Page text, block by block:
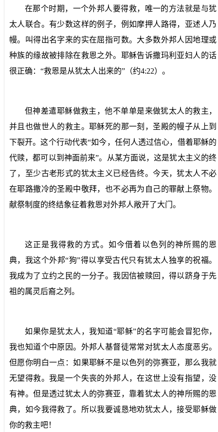
在那个时期，一个外邦人要得救，唯一的方法就是与犹
太人联合。有少数这样的例子，例如摩押人路得，亚述人乃
幔。叫得出名字来的实在屈指可数。大多数外邦人因地理或
种族的缘故被排除在救恩之外。耶稣告诉撒玛利亚妇人的话
很正确：“救恩是从犹太人出来的”（约4:22）。
但神差遣耶稣做救主，他不单单是来做犹太人的救主，
并且也做世人的救主。耶稣死的那一刻，圣殿的幔子从上到
下裂开。这个行动代表“如今，任何人透过信心，借着耶稣的
代赎，都可以到神面前来”。从某方面说，这是犹太主义的终
了，至少古老形式的犹太主义已经告终。今天，犹太人不必
在耶路撒冷的圣殿中敬拜，也不必再为自己的罪献上祭物。
献祭制度的终结象征着救恩对外邦人敞开了大门。
这正是我得救的方式。如今借着以色列的神所赐的恩
典，我这个外邦“狗”得以享受古代只有犹太人独享的祝福。
我成为了立约之民的一分子。我因信被赎回，得以跻身于先
祖的属灵后裔之列。
如果你是犹太人，我知道“耶稣”的名字可能会冒犯你，
我也知道个中原因。外邦人基督徒常常对犹太人态度恶劣。
但愿你明白一点：如果耶稣不是以色列的弥赛亚，那么我就
无望得救。我是一个失丧的外邦人，在这世上没有指望，没
有神。但是透过犹太人的弥赛亚，靠着犹太人的神所赐的恩
典，如今我得救了。所以我要诚恳地劝犹太人，接受耶稣做
你的救主吧！